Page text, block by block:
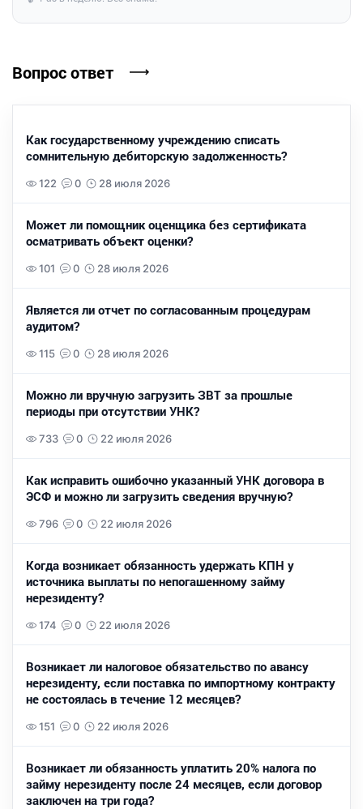
Вопрос ответ
Как государственному учреждению списать
сомнительную дебиторскую задолженность?
122 0 28 июля 2026
Может ли помощник оценщика без сертификата
осматривать объект оценки?
101 0 28 июля 2026
Является ли отчет по согласованным процедурам
аудитом?
115 0 28 июля 2026
Можно ли вручную загрузить ЗВТ за прошлые
периоды при отсутствии УНК?
733 0 22 июля 2026
Как исправить ошибочно указанный УНК договора в
ЭСФ и можно ли загрузить сведения вручную?
796 0 22 июля 2026
Когда возникает обязанность удержать КПН у
источника выплаты по непогашенному займу
нерезиденту?
174 0 22 июля 2026
Возникает ли налоговое обязательство по авансу
нерезиденту, если поставка по импортному контракту
не состоялась в течение 12 месяцев?
151 0 22 июля 2026
Возникает ли обязанность уплатить 20% налога по
займу нерезиденту после 24 месяцев, если договор
заключен на три года?